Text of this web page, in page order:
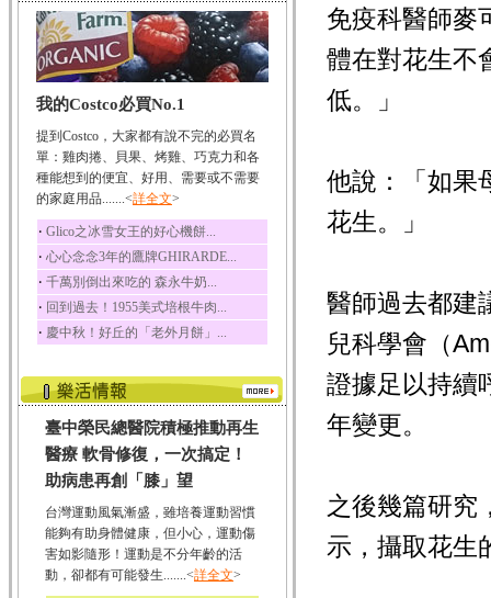
咖啡
咖啡中的咖啡因會刺激
中樞神經系統，特別...
椰子
椰子含有糖類、脂肪、
荔枝
荔枝性質溫和所含的營
養素有醣類、檸檬酸...
五味子
五味子性質溫熱所含營
養成分有揮發油、檸...
草魚
草魚含有維生素A、維生
素C、及豐富的蛋白...
我的Costco必買No.1
提到Costco，大家都有說不完的必買名
單：雞肉捲、貝果、烤雞、巧克力和各
種能想到的便宜、好用、需要或不需要
的家庭用品.......<詳全文>
‧ Glico之冰雪女王的好心機餅...
‧ 心心念念3年的鷹牌GHIRARDE...
‧ 千萬別倒出來吃的 森永牛奶...
‧ 回到過去！1955美式培根牛肉...
‧ 慶中秋！好丘的「老外月餅」...
臺中榮民總醫院積極推動再生
醫療 軟骨修復，一次搞定！
助病患再創「膝」望
台灣運動風氣漸盛，雖培養運動習慣
能夠有助身體健康，但小心，運動傷
害如影隨形！運動是不分年齡的活
動，卻都有可能發生.......<詳全文>
免疫科醫師麥
體在對花生不
低。」
他說：「如果
花生。」
醫師過去都建
兒科學會（
證據足以持續
年變更。
之後幾篇研究
示，攝取花生